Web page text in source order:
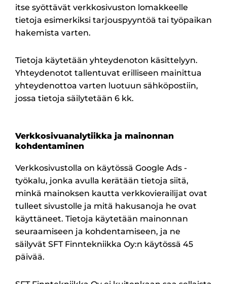
itse syöttävät verkkosivuston lomakkeelle
tietoja esimerkiksi tarjouspyyntöä tai työpaikan
hakemista varten.
Tietoja käytetään yhteydenoton käsittelyyn.
Yhteydenotot tallentuvat erilliseen mainittua
yhteydenottoa varten luotuun sähköpostiin,
jossa tietoja säilytetään 6 kk.
Verkkosivuanalytiikka ja mainonnan
kohdentaminen
Verkkosivustolla on käytössä Google Ads -
työkalu, jonka avulla kerätään tietoja siitä,
minkä mainoksen kautta verkkovierailijat ovat
tulleet sivustolle ja mitä hakusanoja he ovat
käyttäneet. Tietoja käytetään mainonnan
seuraamiseen ja kohdentamiseen, ja ne
säilyvät SFT Finntekniikka Oy:n käytössä 45
päivää.